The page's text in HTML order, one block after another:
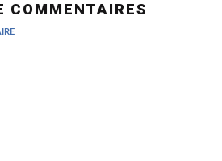
COMMENTAIRES